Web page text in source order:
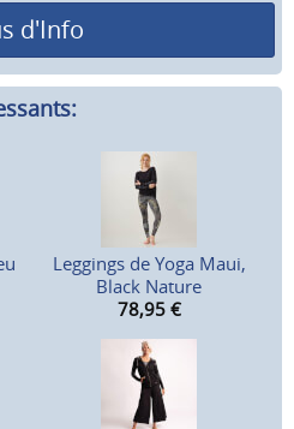
d'Info
Leggings de Yoga Maui,
Black Nature
78,95 €